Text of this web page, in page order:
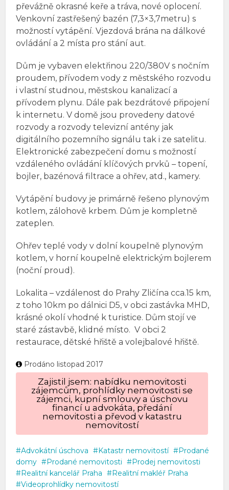
převážně okrasné keře a tráva, nové oplocení.
Venkovní zastřešený bazén (7,3×3,7metru) s
možností vytápění. Vjezdová brána na dálkové
ovládání a 2 místa pro stání aut.
Dům je vybaven elektřinou 220/380V s nočním
proudem, přívodem vody z městského rozvodu
i vlastní studnou, městskou kanalizací a
přívodem plynu. Dále pak bezdrátové připojení
k internetu. V domě jsou provedeny datové
rozvody a rozvody televizní antény jak
digitálního pozemního signálu tak i ze satelitu.
Elektronické zabezpečení domu s možností
vzdáleného ovládání klíčových prvků – topení,
bojler, bazénová filtrace a ohřev, atd., kamery.
Vytápění budovy je primárně řešeno plynovým
kotlem, zálohově krbem. Dům je kompletně
zateplen.
Ohřev teplé vody v dolní koupelně plynovým
kotlem, v horní koupelně elektrickým bojlerem
(noční proud).
Lokalita – vzdálenost do Prahy Zličína cca.15 km,
z toho 10km po dálnici D5, v obci zastávka MHD,
krásné okolí vhodné k turistice. Dům stojí ve
staré zástavbě, klidné místo. V obci 2
restaurace, dětské hřiště a volejbalové hřiště.
Prodáno listopad 2017
Zajistil jsem: nabídku nemovitosti
zájemcům, prohlídky nemovitosti se
zájemci, kupní smlouvy a úschovu
financí u advokáta, předání
nemovitosti a převod v katastru
nemovitostí
Advokátní úschova Katastr nemovitostí
Prodané
domy
Prodané nemovitosti
Prodej nemovitosti
Realitní kancelář Praha
Realitní makléř Praha
Videoprohlídky nemovitostí